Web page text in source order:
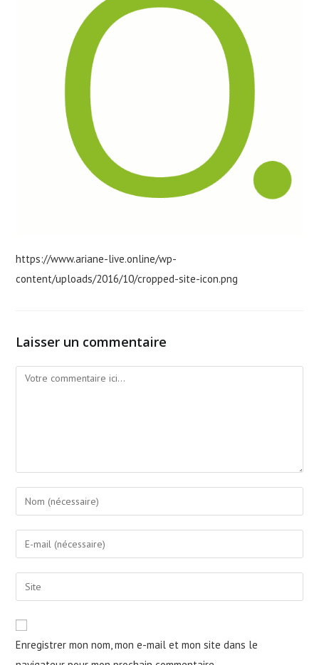
https://www.ariane-live.online/wp-
content/uploads/2016/10/cropped-site-icon.png
Laisser un commentaire
Comment
Enter
your
name
username
Enter
your
email
address
comment
Saisir
l’URL
de
Enregistrer mon nom, mon e-mail et mon site dans le